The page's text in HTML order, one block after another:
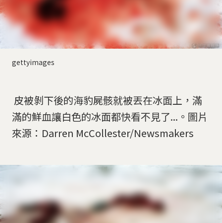
gettyimages
皮被剝下後的海豹屍骸就被丟在冰面上，滿
滿的鮮血讓白色的冰面都快看不見了...。圖片
來源：Darren McCollester/Newsmakers